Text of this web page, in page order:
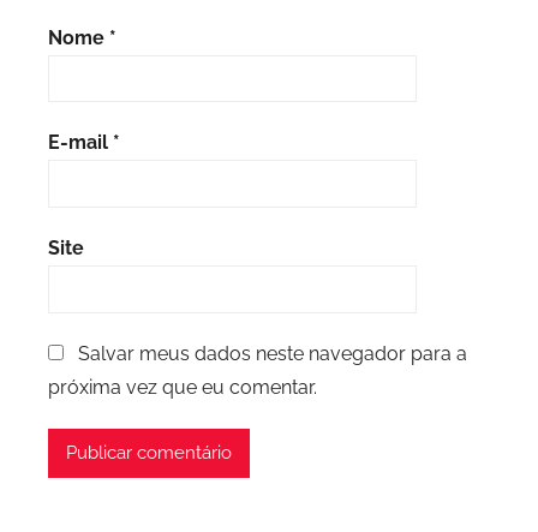
Nome *
E-mail *
Site
Salvar meus dados neste navegador para a
próxima vez que eu comentar.